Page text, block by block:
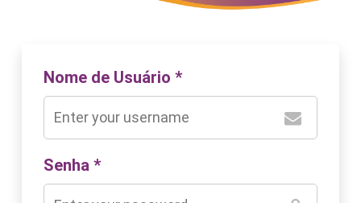
Nome de Usuário *
Senha *